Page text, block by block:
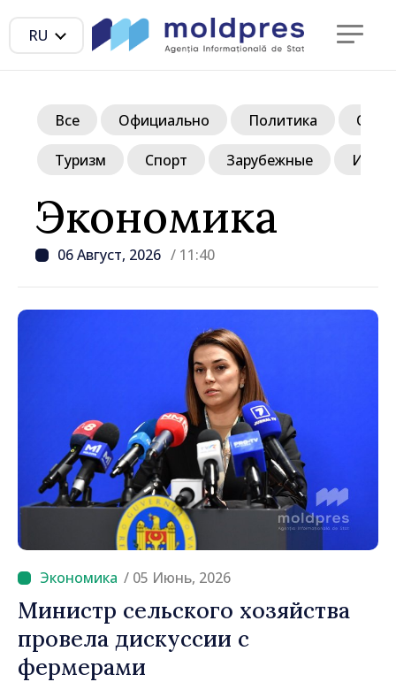
RU
Экономика
06 Август, 2026 / 11:40
Все Официально Политика
Туризм Спорт Зарубежные
/ 05 Июнь, 2026
Министр сельского хозяйства
провела дискуссии с
фермерами